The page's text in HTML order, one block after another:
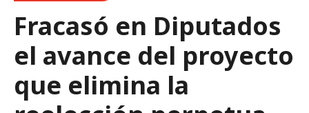
Fracasó en Diputados
el avance del proyecto
que elimina la